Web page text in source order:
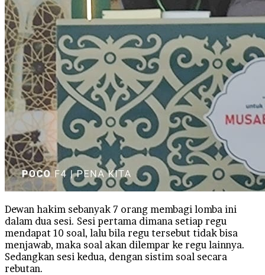
Dewan hakim sebanyak 7 orang membagi lomba ini
dalam dua sesi. Sesi pertama dimana setiap regu
mendapat 10 soal, lalu bila regu tersebut tidak bisa
menjawab, maka soal akan dilempar ke regu lainnya.
Sedangkan sesi kedua, dengan sistim soal secara
rebutan.